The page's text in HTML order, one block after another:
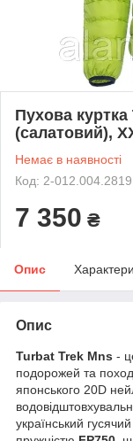
Пухова
(салатовий),
Немає в наявності
Код: 2-012.004.2819
7 350 ₴
Опис
Опис
Turbat Trek Mns -
подорожей та
японського 20D
український